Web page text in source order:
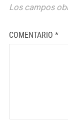
Los campos
COMENTARIO *